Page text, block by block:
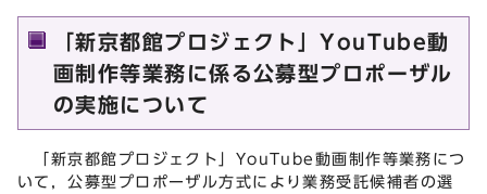
「新京都館プロジェクト」YouTube動
画制作等業務に係る公募型プロポーザル
の実施について
「新京都館プロジェクト」YouTube動画制作等業務につ
いて，公募型プロポーザル方式により業務受託候補者の選